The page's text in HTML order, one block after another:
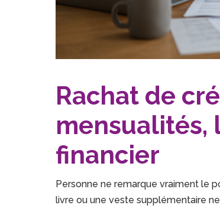
Rachat de
mensualités,
financier
Personne ne remarque vraiment le
livre ou une veste supplémentaire